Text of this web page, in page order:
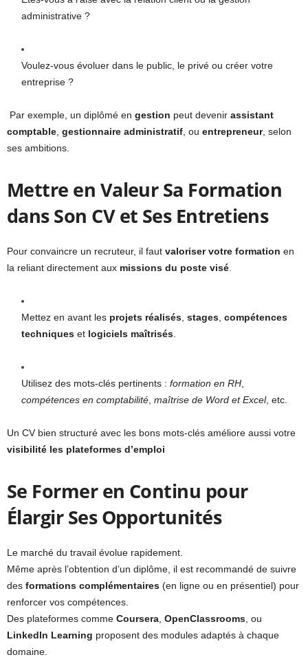
administrative ?
Voulez-vous évoluer dans le public, le privé ou créer votre
entreprise ?
Par exemple, un diplômé en gestion peut devenir assistant
comptable gestionnaire administratif , ou entrepreneur, selon
ses ambitions.
Mettre en Valeur Sa Formation
dans Son CV et Ses Entretiens
Pour convaincre un recruteur, il faut valoriser votre formation en
la reliant directement aux missions du poste visé
Mettez en avant les projets réalisés stages compétences
techniques et logiciels maîtrisés
Utilisez des mots-clés pertinents : formation en RH
compétences en comptabilité maîtrise de Word et Excel, etc.
Un CV bien structuré avec les bons mots-clés améliore aussi votre
visibilité les plateformes d’emploi
Se Former en Continu pour
Élargir Ses Opportunités
Le marché du travail évolue rapidement.
Même après l’obtention d’un diplôme, il est recommandé de suivre
des formations complémentaires (en ligne ou en présentiel) pour
renforcer vos compétences.
Des plateformes comme Coursera OpenClassrooms , ou
LinkedIn Learning proposent des modules adaptés à chaque
domaine.